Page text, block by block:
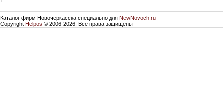
Каталог фирм Новочеркасска специально для NewNovoch.ru
Copyright Helpos © 2006-2026. Все права защищены